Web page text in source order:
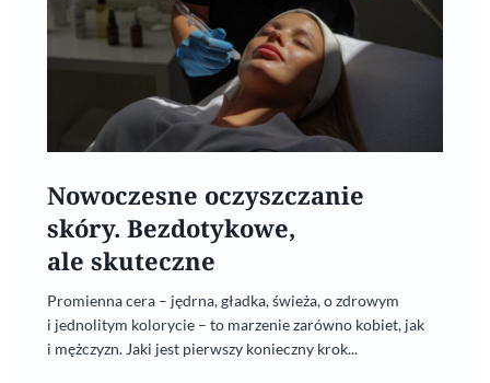
Nowoczesne oczyszczanie
skóry. Bezdotykowe,
ale skuteczne
Promienna cera – jędrna, gładka, świeża, o zdrowym
i jednolitym kolorycie – to marzenie zarówno kobiet, jak
i mężczyzn. Jaki jest pierwszy konieczny krok...